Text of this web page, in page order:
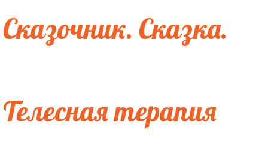
Сказочник. Сказка.
Телесная терапия